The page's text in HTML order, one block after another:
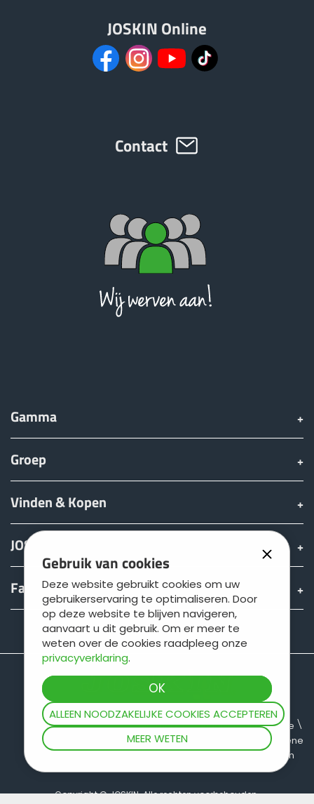
Gebruik van cookies
Deze website gebruikt cookies om uw
gebruikerservaring te optimaliseren. Door
op deze website te blijven navigeren,
aanvaart u dit gebruik. Om er meer te
weten over de cookies raadpleeg onze
privacyverklaring.
ALLEEN NOODZAKELIJKE COOKIES ACCEPTEREN
MEER WETEN
日本語
Português
العربية
رسید ن
JOSKIN Online
Contact
Gamma
Groep
Vinden & Kopen
JOSKIN wereld
Fan shop
Teamviewer
Sitemap
Juridische informatie
Gegevensbescherming
Algemene
verkoopvoorwaarden
Copyright © JOSKIN. Alle rechten voorbehouden.